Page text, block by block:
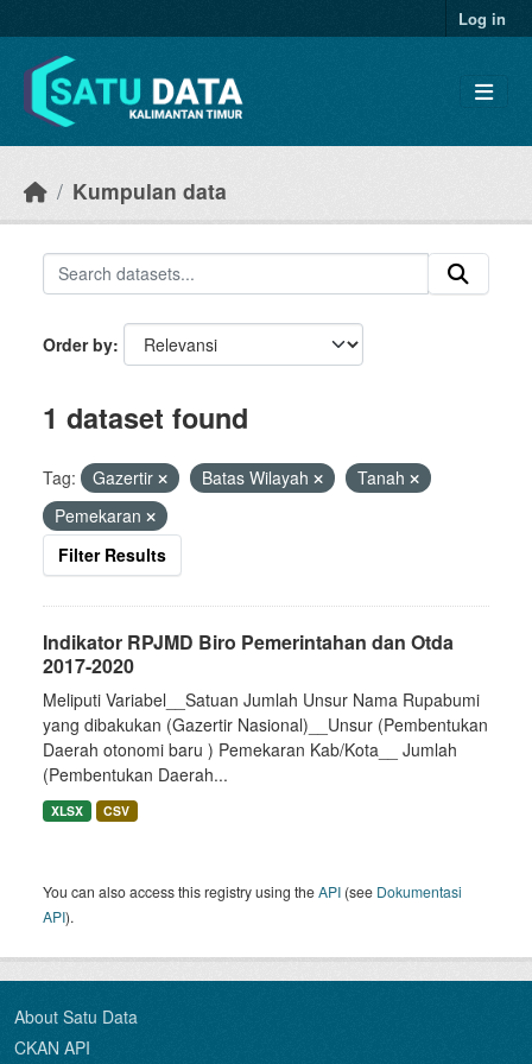
Log in
Kumpulan data
Order by
1 dataset found
Tag: Gazertir Batas Wilayah
Tanah
Pemekaran
Filter Results
Indikator RPJMD Biro Pemerintahan dan Otda
2017-2020
Meliputi Variabel__Satuan Jumlah Unsur Nama Rupabumi
yang dibakukan (Gazertir Nasional)__Unsur (Pembentukan
Daerah otonomi baru ) Pemekaran Kab/Kota__ Jumlah
(Pembentukan Daerah...
XLSX CSV
You can also access this registry using theAPI (see Dokumentasi
API).
About Satu Data
CKAN API